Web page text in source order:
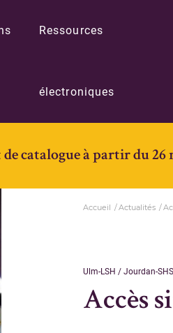
Ressources
électroniques
catalogue à partir du 26
Accueil Actualités
Ulm-LSH / Jourdan-SHS
Accès